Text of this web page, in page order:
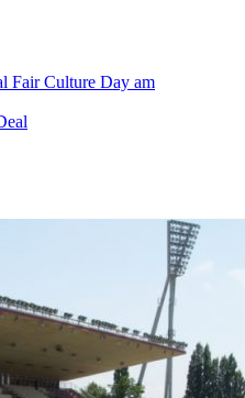
Fair Culture Day am